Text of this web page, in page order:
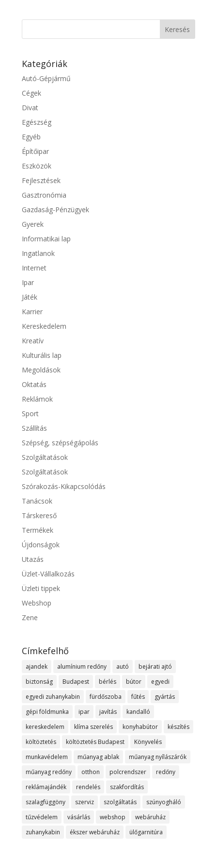
Kategóriák
Autó-Gépjármű
Cégek
Divat
Egészség
Egyéb
Építőipar
Eszközök
Fejlesztések
Gasztronómia
Gazdaság-Pénzügyek
Gyerek
Informatikai lap
Ingatlanok
Internet
Ipar
Játék
Karrier
Kereskedelem
Kreatív
Kulturális lap
Megoldások
Oktatás
Reklámok
Sport
Szállítás
Szépség, szépségápolás
Szolgáltatások
Szolgáltatások
Szórakozás-Kikapcsolódás
Tanácsok
Társkereső
Termékek
Újdonságok
Utazás
Üzlet-Vállalkozás
Üzleti tippek
Webshop
Zene
Címkefelhő
ajandek alumínium redőny autó
bejárati ajtó
biztonság
Budapest bérlés bútor
egyedi
egyedi zuhanykabin
fürdőszoba fűtés
gyártás
gépi földmunka
ipar javítás
kandalló
kereskedelem
klíma szerelés konyhabútor
készítés
költöztetés
költöztetés Budapest
Könyvelés
munkavédelem
műanyag ablak
műanyag nyílászárók
műanyag redőny
otthon polcrendszer
redőny
reklámajándék
rendelés
szakfordítás
szalagfüggöny
szerviz szolgáltatás
szúnyogháló
tűzvédelem
vásárlás webshop
webáruház
zuhanykabin
ékszer webáruház ülőgarnitúra